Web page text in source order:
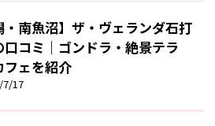
・南魚沼】ザ・ヴェランダ石打
口コミ｜ゴンドラ・絶景テラ
フェを紹介
7/17